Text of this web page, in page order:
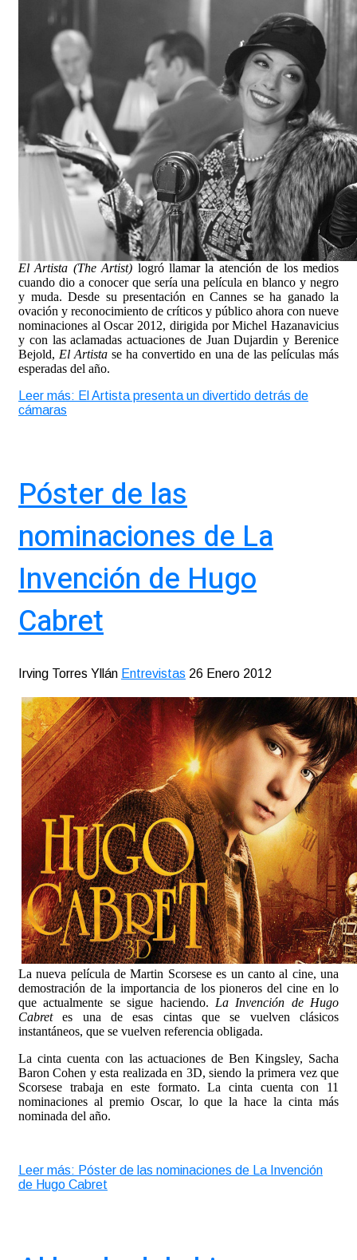
El Artista (The Artist) logró llamar la atención de los medios
cuando dio a conocer que sería una película en blanco y negro
y muda. Desde su presentación en Cannes se ha ganado la
ovación y reconocimiento de críticos y público ahora con nueve
nominaciones al Oscar 2012, dirigida por Michel Hazanavicius
y con las aclamadas actuaciones de Juan Dujardin y Berenice
Bejold, El Artista se ha convertido en una de las películas más
esperadas del año.
Leer más: El Artista presenta un divertido detrás de
cámaras
Póster de las
nominaciones de La
Invención de Hugo
Cabret
Irving Torres Yllán Entrevistas 26 Enero 2012
La nueva película de Martin Scorsese es un canto al cine, una
demostración de la importancia de los pioneros del cine en lo
que actualmente se sigue haciendo. La Invención de Hugo
Cabretes una de esas cintas que se vuelven clásicos
instantáneos, que se vuelven referencia obligada.
La cinta cuenta con las actuaciones de Ben Kingsley, Sacha
Baron Cohen y esta realizada en 3D, siendo la primera vez que
Scorsese trabaja en este formato. La cinta cuenta con 11
nominaciones al premio Oscar, lo que la hace la cinta más
nominada del año.
Leer más: Póster de las nominaciones de La Invención
de Hugo Cabret